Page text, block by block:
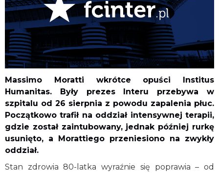
Massimo Moratti wkrótce opuści Institus
Humanitas. Były prezes Interu przebywa w
szpitalu od 26 sierpnia z powodu zapalenia płuc.
Początkowo trafił na oddział intensywnej terapii,
gdzie został zaintubowany, jednak później rurkę
usunięto, a Morattiego przeniesiono na zwykły
oddział.
Stan zdrowia 80-latka wyraźnie się poprawia – od